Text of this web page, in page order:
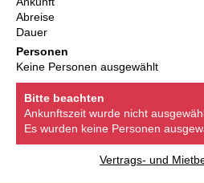
Abreise
Dauer
Personen
Keine Personen ausgewählt
Bitte beachten
Ankunftszeit wurde nicht
Es wurden keine Personen
Vertrags- und